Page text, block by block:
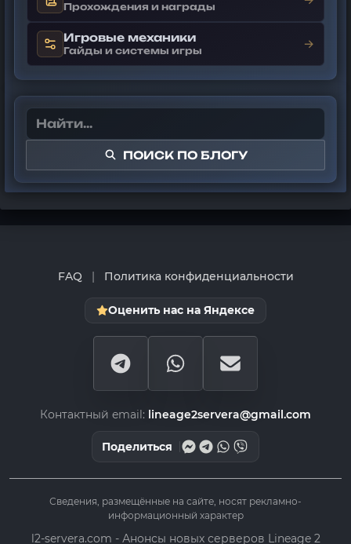
Прохождения и награды
Игровые механики
Гайды и системы игры →
ПОИСК ПО БЛОГУ
FAQ | Политика конфиденциальности
Оценить нас на Яндексе
Контактный email: lineage2servera@gmail.com
Поделиться
Сведения, размещённые на сайте, носят рекламно-
информационный характер
l2-servera.com - Анонсы новых серверов Lineage 2